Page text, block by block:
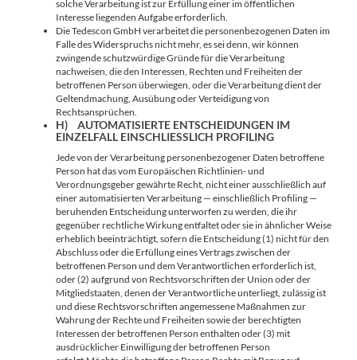
solche Verarbeitung ist zur Erfüllung einer im öffentlichen
Interesse liegenden Aufgabe erforderlich.
Die Tedescon GmbH verarbeitet die personenbezogenen Daten im
Falle des Widerspruchs nicht mehr, es sei denn, wir können
zwingende schutzwürdige Gründe für die Verarbeitung
nachweisen, die den Interessen, Rechten und Freiheiten der
betroffenen Person überwiegen, oder die Verarbeitung dient der
Geltendmachung, Ausübung oder Verteidigung von
Rechtsansprüchen.
H) AUTOMATISIERTE ENTSCHEIDUNGEN IM
EINZELFALL EINSCHLIESSLICH PROFILING
Jede von der Verarbeitung personenbezogener Daten betroffene
Person hat das vom Europäischen Richtlinien- und
Verordnungsgeber gewährte Recht, nicht einer ausschließlich auf
einer automatisierten Verarbeitung — einschließlich Profiling —
beruhenden Entscheidung unterworfen zu werden, die ihr
gegenüber rechtliche Wirkung entfaltet oder sie in ähnlicher Weise
erheblich beeinträchtigt, sofern die Entscheidung (1) nicht für den
Abschluss oder die Erfüllung eines Vertrags zwischen der
betroffenen Person und dem Verantwortlichen erforderlich ist,
oder (2) aufgrund von Rechtsvorschriften der Union oder der
Mitgliedstaaten, denen der Verantwortliche unterliegt, zulässig ist
und diese Rechtsvorschriften angemessene Maßnahmen zur
Wahrung der Rechte und Freiheiten sowie der berechtigten
Interessen der betroffenen Person enthalten oder (3) mit
ausdrücklicher Einwilligung der betroffenen Person